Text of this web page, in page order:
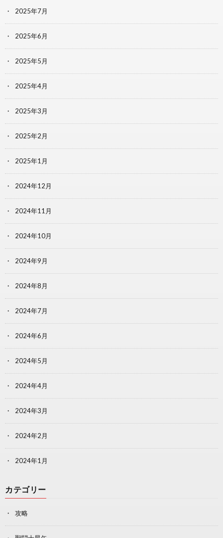
2025年7月
2025年6月
2025年5月
2025年4月
2025年3月
2025年2月
2025年1月
2024年12月
2024年11月
2024年10月
2024年9月
2024年8月
2024年7月
2024年6月
2024年5月
2024年4月
2024年3月
2024年2月
2024年1月
カテゴリー
攻略